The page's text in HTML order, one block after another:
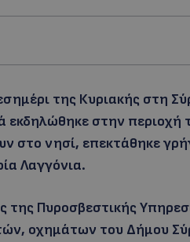
της Κυριακής στη
στην περιοχή
στο νησί, επεκτάθηκε
Λαγγόνια.
της Πυροσβεστικής
οχημάτων του Δήμου